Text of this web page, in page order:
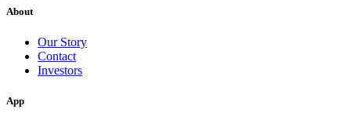
About
Our Story
Contact
Investors
App